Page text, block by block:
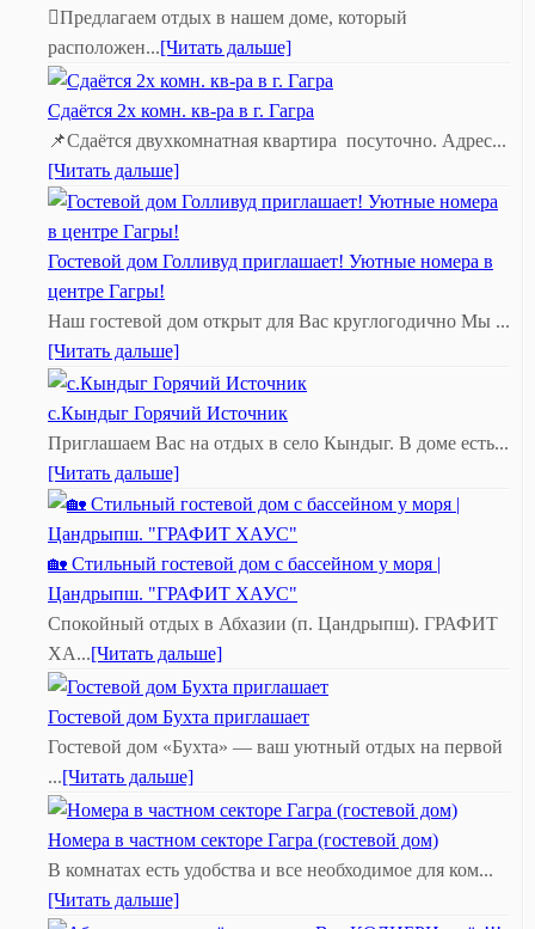
Предлагаем отдых в нашем доме, который
расположен...[Читать дальше]
Сдаётся 2х комн. кв-ра в г. Гагра
📌Сдаётся двухкомнатная квартира посуточно. Адрес...
[Читать дальше]
Гостевой дом Голливуд приглашает! Уютные номера в
центре Гагры!
Наш гостевой дом открыт для Вас круглогодично Мы ...
[Читать дальше]
с.Кындыг Горячий Источник
Приглашаем Вас на отдых в село Кындыг. В доме есть...
[Читать дальше]
🏡 Стильный гостевой дом с бассейном у моря |
Цандрыпш. "ГРАФИТ ХАУС"
Спокойный отдых в Абхазии (п. Цандрыпш). ГРАФИТ
ХА...[Читать дальше]
Гостевой дом Бухта приглашает
Гостевой дом «Бухта» — ваш уютный отдых на первой
...[Читать дальше]
Номера в частном секторе Гагра (гостевой дом)
В комнатах есть удобства и все необходимое для ком...
[Читать дальше]